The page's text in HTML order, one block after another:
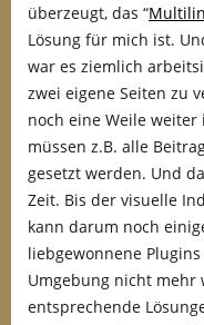
überzeugt, das “
Lösung für mich ist.
war es ziemlich
zwei eigene Seiten zu
noch eine Weile
müssen z.B. alle
gesetzt werden. Und
Zeit. Bis der visuelle
kann darum noch
liebgewonnene
Umgebung nicht mehr
entsprechende